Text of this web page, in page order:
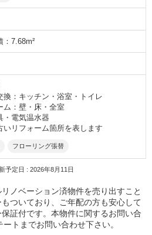
：7.68m²
：キッチン・浴室・トイレ
：壁・床・全室
電気温水器
リフォーム箇所を表します
フローリング張替
予定日 : 2026年8月11日
ノベーション済物件を売り出すこと
ついており、ご年配の方も安心して
証付です。本物件に関するお問い合
トまでお問い合わせ下さい。